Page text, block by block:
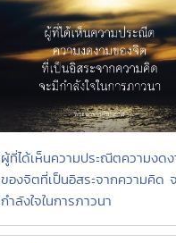
ผู้ที่ได้เห็นความประณีตความงดง
ของจิตที่เป็นอิสระจากความคิด
กำลังใจในการภาวนา